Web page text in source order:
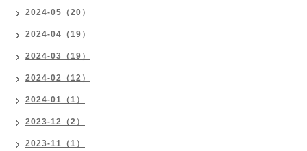
2024-05（20）
2024-04（19）
2024-03（19）
2024-02（12）
2024-01（1）
2023-12（2）
2023-11（1）